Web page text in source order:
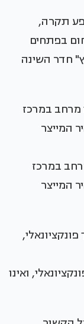
תקרה,
בפתחים
חדר השינה
במרכז
המייצר
ואינו